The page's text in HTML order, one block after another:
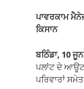
o
o
p
p
ਪਾਵਰਕਾਮ
ਕਿਸਾਨ
ਬਠਿੰਡਾ, 10
ਪਲਾਂਟ ਦੇ
ਪਰਿਵਾਰਾਂ